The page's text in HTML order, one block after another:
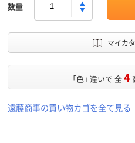
数量
マイカ
「色」 違いで 全4
遠藤商事の買い物カゴを全て見る